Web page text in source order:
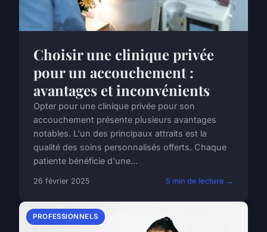
Choisir une clinique privée
pour un accouchement :
avantages et inconvénients
Opter pour une clinique privée pour son
accouchement présente plusieurs avantages
notables. L'un des principaux attraits est la
qualité des soins personnalisés offerts. Chaque
patiente bénéficie d'une...
26 février 2025 5 min de lecture →
PROFESSIONNELS